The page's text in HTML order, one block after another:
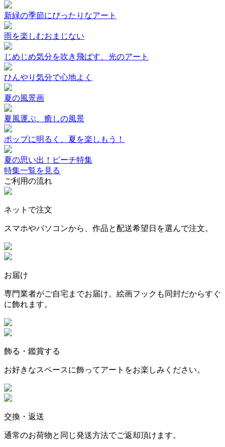
新緑の季節にぴったりなアート
雨を楽しむおまじない
じめじめ気分を吹き飛ばす、光のアート
ひんやり気分で心地よく
夏の風景画
夏風運ぶ、癒しの風景
ポップに明るく、夏を楽しもう！
夏の思い出！ビーチ特集
特集一覧を見る
ご利用の流れ
ネットで注文
スマホやパソコンから、作品と配送希望日を選んで注文。
お届け
専門業者がご自宅までお届け。絵画フックも同封だからすぐ
に飾れます。
飾る・鑑賞する
お好きなスペースに飾ってアートをお楽しみください。
交換・返送
通常のお荷物と同じ発送方法でご返却頂けます。